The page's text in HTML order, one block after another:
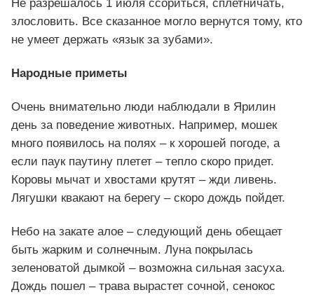
Не разрешалось 1 июля ссориться, сплетничать,
злословить. Все сказанное могло вернутся тому, кто
не умеет держать «язык за зубами».
Народные приметы
Очень внимательно люди наблюдали в Ярилин
день за поведение животных. Например, мошек
много появилось на полях – к хорошей погоде, а
если паук паутину плетет – тепло скоро придет.
Коровы мычат и хвостами крутят – жди ливень.
Лягушки квакают на берегу – скоро дождь пойдет.
Небо на закате алое – следующий день обещает
быть жарким и солнечным. Луна покрылась
зеленоватой дымкой – возможна сильная засуха.
Дождь пошел – трава вырастет сочной, сенокос